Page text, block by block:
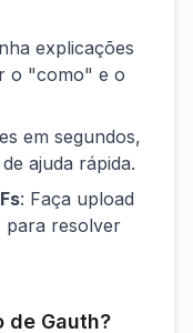
explicações
o "como" e o
em segundos,
ajuda rápida.
: Faça upload
para resolver
de Gauth?